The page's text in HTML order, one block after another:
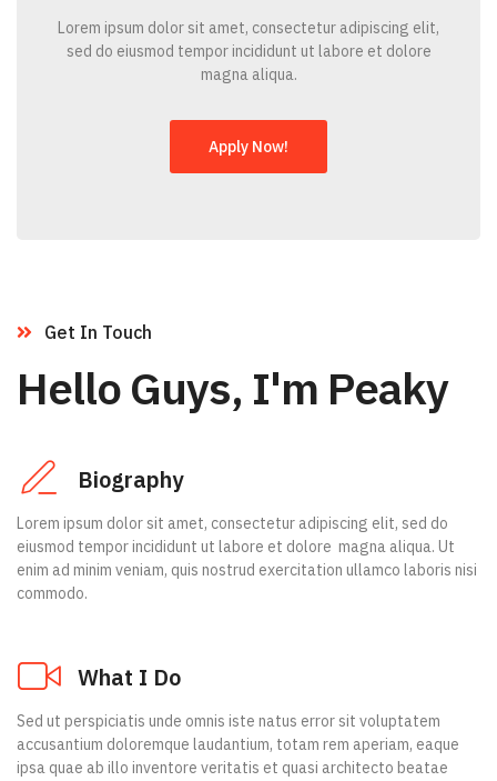
Lorem ipsum dolor sit amet, consectetur adipiscing elit,
sed do eiusmod tempor incididunt ut labore et dolore
magna aliqua.
Apply Now!
Get In Touch
Hello Guys, I'm Peaky
Biography
Lorem ipsum dolor sit amet, consectetur adipiscing elit, sed do
eiusmod tempor incididunt ut labore et dolore magna aliqua. Ut
enim ad minim veniam, quis nostrud exercitation ullamco laboris nisi
commodo.
What I Do
Sed ut perspiciatis unde omnis iste natus error sit voluptatem
accusantium doloremque laudantium, totam rem aperiam, eaque
ipsa quae ab illo inventore veritatis et quasi architecto beatae